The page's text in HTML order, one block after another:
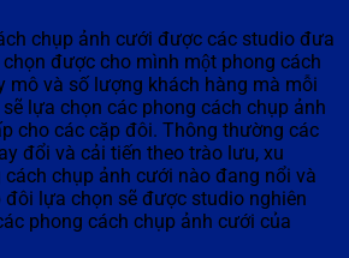
chụp ảnh cưới được các studio đưa
được cho mình một phong cách
mô và số lượng khách hàng mà mỗi
lựa chọn các phong cách chụp ảnh
cho các cặp đôi. Thông thường các
đổi và cải tiến theo trào lưu, xu
chụp ảnh cưới nào đang nổi và
lựa chọn sẽ được studio nghiên
phong cách chụp ảnh cưới của